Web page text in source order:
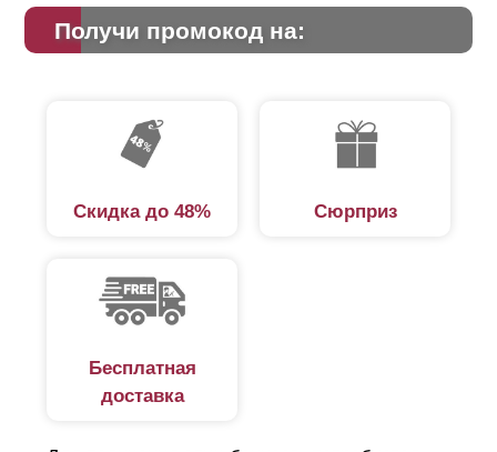
Получи промокод на:
Скидка до 48% Сюрприз
Бесплатная
доставка